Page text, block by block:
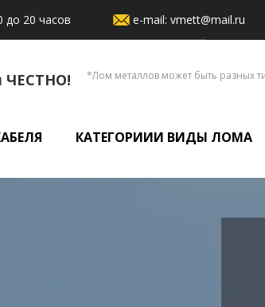
20 часов e-mail: vmett@mail.ru
ЧЕСТНО!
*Лом металлов может быть разных
КАТЕГОРИИИ ВИДЫ ЛОМА